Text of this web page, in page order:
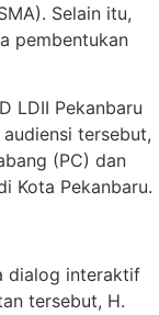
Selain itu,
pembentukan
LDII Pekanbaru
tersebut,
(PC) dan
Kota Pekanbaru.
dialog interaktif
tersebut, H.